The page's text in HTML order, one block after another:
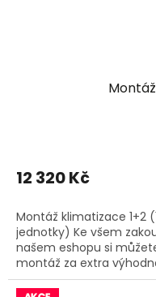
12 320 Kč
Montáž klimatizace 1+2
jednotky) Ke všem
našem eshopu si
montáž za extra